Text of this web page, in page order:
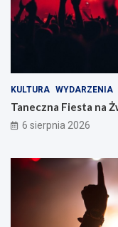
KULTURA WYDARZENIA
Taneczna Fiesta na
6 sierpnia 2026